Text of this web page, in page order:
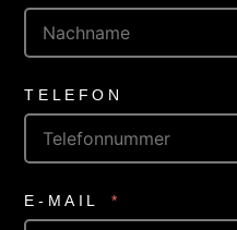
TELEFON
E-MAIL